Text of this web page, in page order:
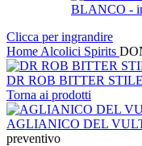
Clicca per ingrandire
Home Alcolici Spirits
DR ROB BITTER
Torna ai prodotti
AGLIANICO DEL
preventivo